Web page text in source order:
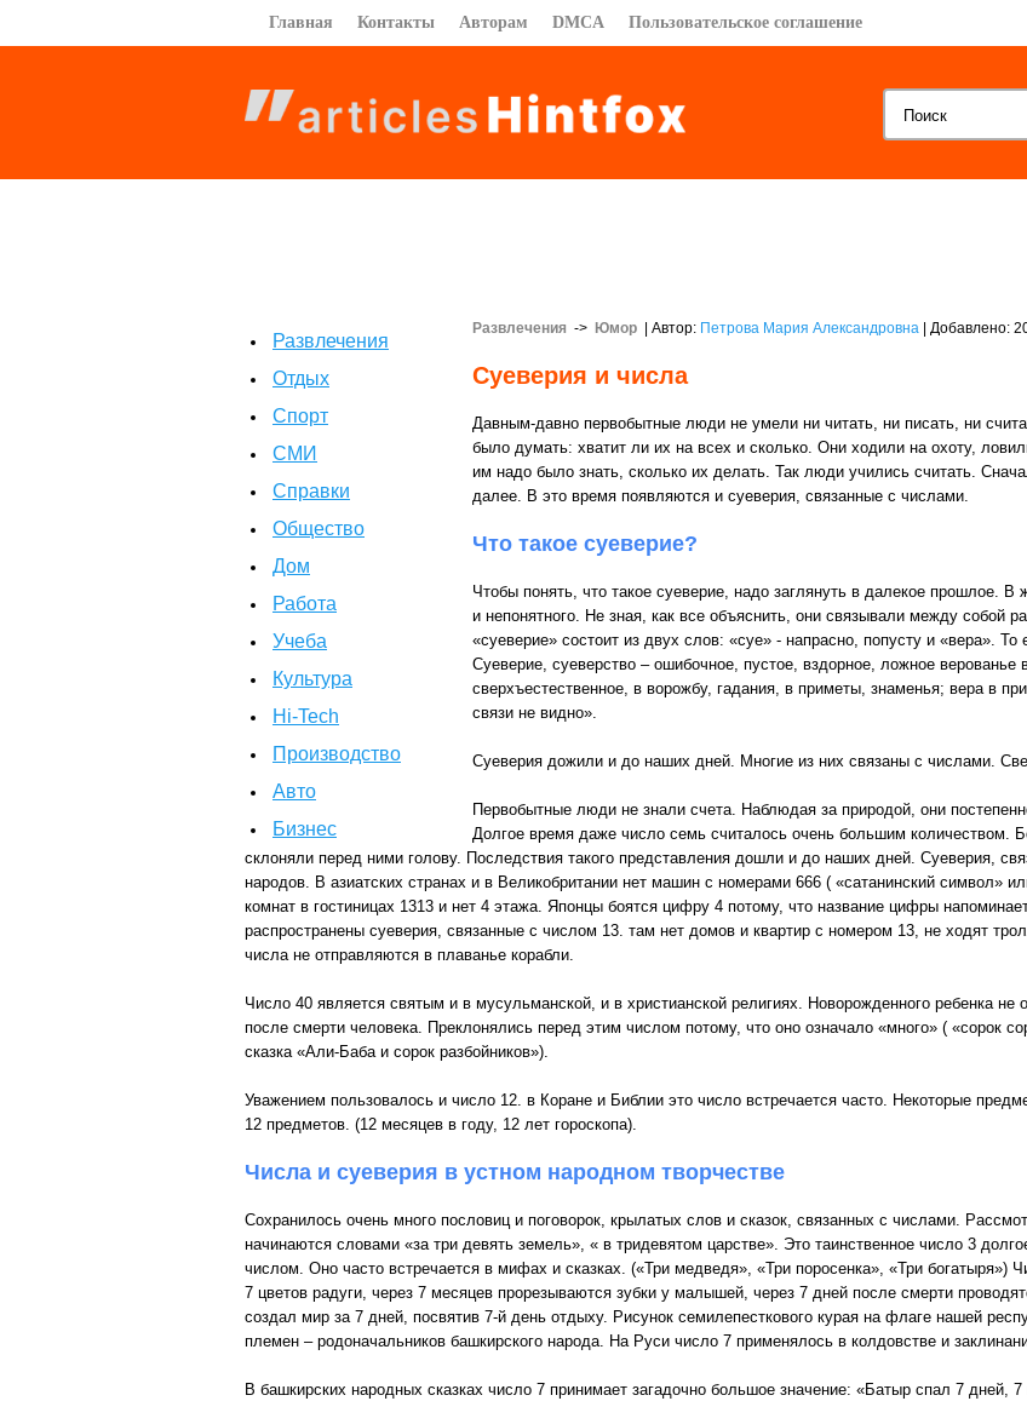
Главная Контакты Авторам DMCA Пользовательское соглашение
Развлечения
Отдых
Спорт
СМИ
Справки
Общество
Дом
Работа
Учеба
Культура
Hi-Tech
Производство
Авто
Бизнес
Развлечения -> Юмор | Автор: Петрова Мария Александровна | Добавлено:
Суеверия и числа
Давным-давно первобытные люди не умели ни читать, ни писать, ни
было думать: хватит ли их на всех и сколько. Они ходили на охоту,
им надо было знать, сколько их делать. Так люди учились считать.
далее. В это время появляются и суеверия, связанные с числами.
Что такое суеверие?
Чтобы понять, что такое суеверие, надо заглянуть в далекое прошлое.
и непонятного. Не зная, как все объяснить, они связывали между собой
«суеверие» состоит из двух слов: «суе» - напрасно, попусту и «вера».
Суеверие, суеверство – ошибочное, пустое, вздорное, ложное верованье
сверхъестественное, в ворожбу, гадания, в приметы, знаменья; вера в
связи не видно».
Суеверия дожили и до наших дней. Многие из них связаны с числами.
Первобытные люди не знали счета. Наблюдая за природой, они
Долгое время даже число семь считалось очень большим количеством.
склоняли перед ними голову. Последствия такого представления дошли и до наших дней. Суеверия,
народов. В азиатских странах и в Великобритании нет машин с номерами 666 ( «сатанинский символ»
комнат в гостиницах 1313 и нет 4 этажа. Японцы боятся цифру 4 потому, что название цифры
распространены суеверия, связанные с числом 13. там нет домов и квартир с номером 13, не ходят
числа не отправляются в плаванье корабли.
Число 40 является святым и в мусульманской, и в христианской религиях. Новорожденного ребенка
после смерти человека. Преклонялись перед этим числом потому, что оно означало «много» ( «сорок
сказка «Али-Баба и сорок разбойников»).
Уважением пользовалось и число 12. в Коране и Библии это число встречается часто. Некоторые
12 предметов. (12 месяцев в году, 12 лет гороскопа).
Числа и суеверия в устном народном творчестве
Сохранилось очень много пословиц и поговорок, крылатых слов и сказок, связанных с числами.
начинаются словами «за три девять земель», « в тридевятом царстве». Это таинственное число 3
числом. Оно часто встречается в мифах и сказках. («Три медведя», «Три поросенка», «Три богатыря»)
7 цветов радуги, через 7 месяцев прорезываются зубки у малышей, через 7 дней после смерти
создал мир за 7 дней, посвятив 7-й день отдыху. Рисунок семилепесткового курая на флаге нашей
племен – родоначальников башкирского народа. На Руси число 7 применялось в колдовстве и
В башкирских народных сказках число 7 принимает загадочно большое значение: «Батыр спал 7 дней,